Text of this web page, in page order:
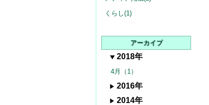
くらし(1)
アーカイブ
2018年
4月（1）
2016年
2014年